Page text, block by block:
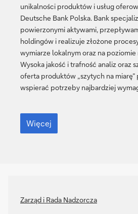
unikalności produktów i usług
Deutsche Bank Polska. Bank
powierzonymi aktywami,
holdingów i realizuje złożone
wymiarze lokalnym oraz na
Wysoka jakość i trafność analiz oraz
oferta produktów „szytych na
wspierać potrzeby najbardziej
Więcej
Więcej
Zarząd i Rada Nadzorcza